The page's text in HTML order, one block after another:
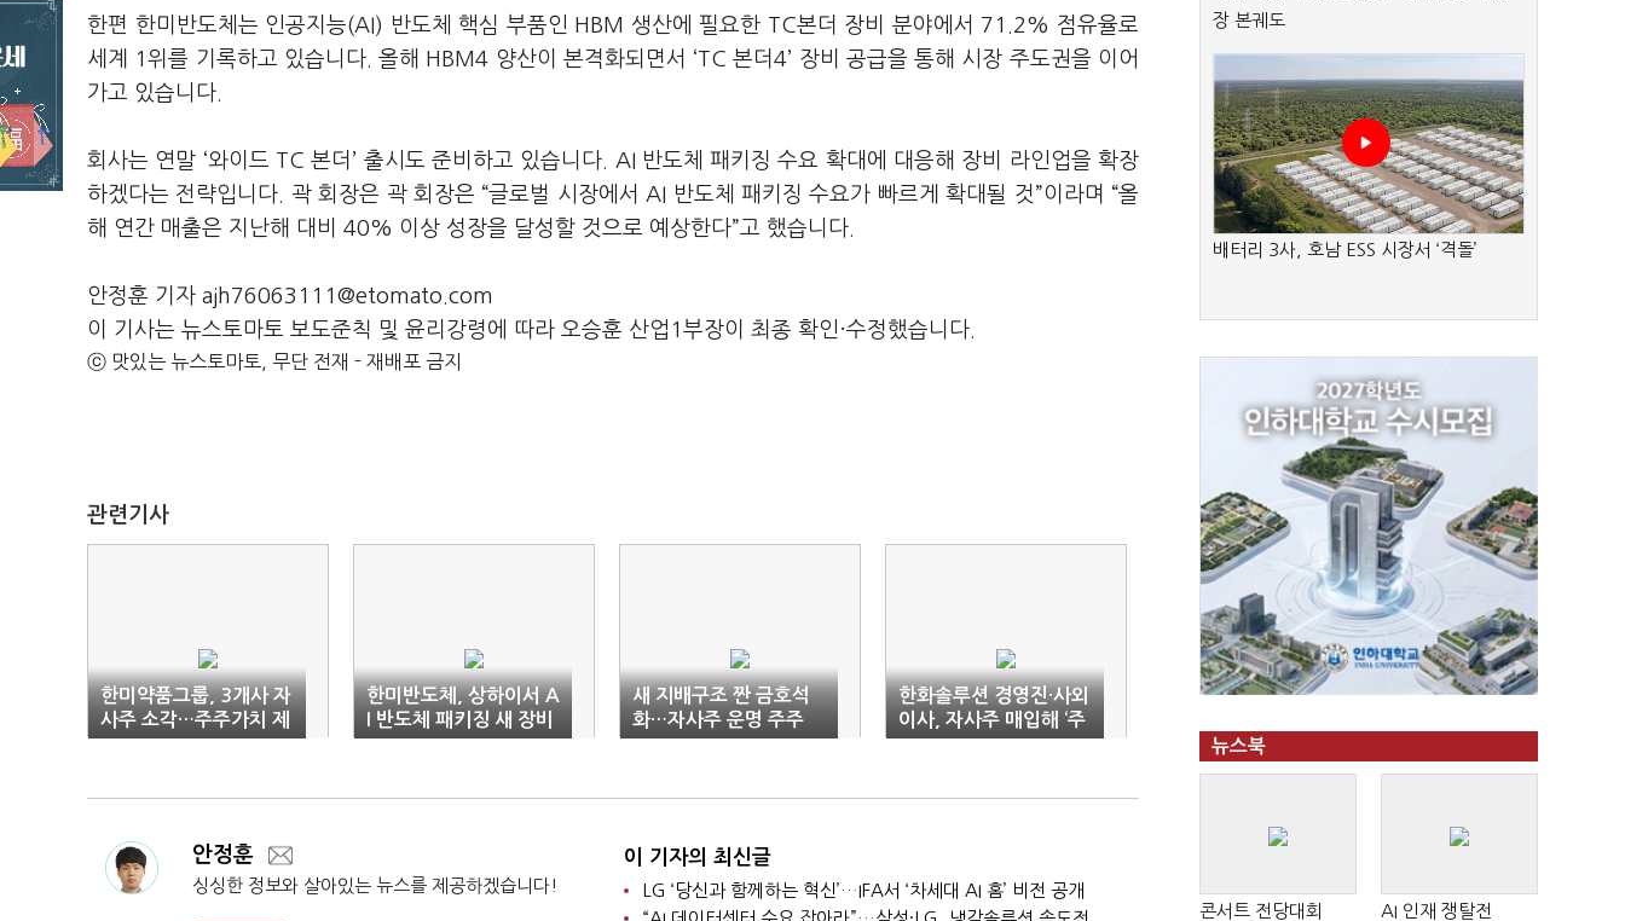
한편 한미반도체는 인공지능(AI) 반도체 핵심 부품인 HBM 생산에 필요한 TC본더 장비 분야에서 71.2% 점유율로
세계 1위를 기록하고 있습니다. 올해 HBM4 양산이 본격화되면서 ‘TC 본더4’ 장비 공급을 통해 시장 주도권을 이어
가고 있습니다.
회사는 연말 ‘와이드 TC 본더’ 출시도 준비하고 있습니다. AI 반도체 패키징 수요 확대에 대응해 장비 라인업을 확장
하겠다는 전략입니다. 곽 회장은 곽 회장은 “글로벌 시장에서 AI 반도체 패키징 수요가 빠르게 확대될 것”이라며 “올
해 연간 매출은 지난해 대비 40% 이상 성장을 달성할 것으로 예상한다”고 했습니다.
안정훈 기자 ajh76063111@etomato.com
이 기사는 뉴스토마토 보도준칙 및 윤리강령에 따라 오승훈 산업1부장이 최종 확인·수정했습니다.
ⓒ 맛있는 뉴스토마토, 무단 전재 - 재배포 금지
관련기사
한미약품그룹, 3개사 자
사주 소각…주주가치 제
고 잰걸음
한미반도체, 상하이서 A
I 반도체 패키징 새 장비
공개
새 지배구조 짠 금호석
화…자사주 운명 주주
손에
한화솔루션 경영진·사외
이사, 자사주 매입해 ‘주
주 달래기’
안정훈
싱싱한 정보와 살아있는 뉴스를 제공하겠습니다!
이 기자의 최신글
LG ‘당신과 함께하는 혁신’…IFA서 ‘차세대 AI 홈’ 비전 공개
장 본궤도
배터리 3사, 호남 ESS 시장서 ‘격돌’
뉴스북
콘서트 전당대회 AI 인재 쟁탈전